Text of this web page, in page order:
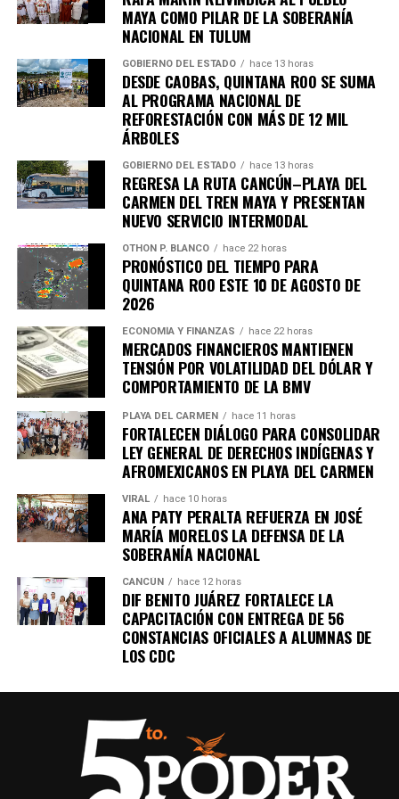
importantes de Quintana Roo directamente
en tu teléfono.
Unirme al canal de WhatsApp
MAYA COMO PILAR DE LA SOBERANÍA
NACIONAL EN TULUM
GOBIERNO DEL ESTADO hace 13 horas
DESDE CAOBAS, QUINTANA ROO SE SUMA
AL PROGRAMA NACIONAL DE
REFORESTACIÓN CON MÁS DE 12 MIL
ÁRBOLES
GOBIERNO DEL ESTADO hace 13 horas
REGRESA LA RUTA CANCÚN–PLAYA DEL
CARMEN DEL TREN MAYA Y PRESENTAN
NUEVO SERVICIO INTERMODAL
OTHON P. BLANCO hace 22 horas
PRONÓSTICO DEL TIEMPO PARA
QUINTANA ROO ESTE 10 DE AGOSTO DE
2026
ECONOMÍA Y FINANZAS hace 22 horas
MERCADOS FINANCIEROS MANTIENEN
TENSIÓN POR VOLATILIDAD DEL DÓLAR Y
COMPORTAMIENTO DE LA BMV
PLAYA DEL CARMEN hace 11 horas
FORTALECEN DIÁLOGO PARA CONSOLIDAR
LEY GENERAL DE DERECHOS INDÍGENAS Y
AFROMEXICANOS EN PLAYA DEL CARMEN
VIRAL hace 10 horas
ANA PATY PERALTA REFUERZA EN JOSÉ
MARÍA MORELOS LA DEFENSA DE LA
SOBERANÍA NACIONAL
CANCÚN hace 12 horas
DIF BENITO JUÁREZ FORTALECE LA
CAPACITACIÓN CON ENTREGA DE 56
CONSTANCIAS OFICIALES A ALUMNAS DE
LOS CDC